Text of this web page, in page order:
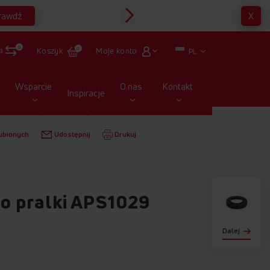
X
0 Koszyk 0 Moje konto PL
Wsparcie Inspiracje O nas Kontakt
Dalej
Udostępnij Drukuj
pralki APS1029